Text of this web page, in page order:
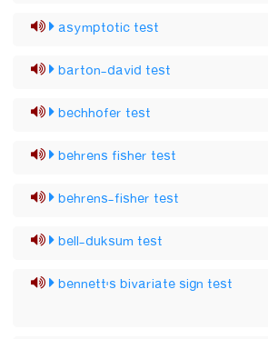
asymptotic test
barton-david test
bechhofer test
behrens fisher test
behrens-fisher test
bell-duksum test
bennett's bivariate sign test